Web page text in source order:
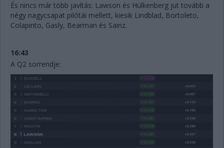
És nincs már több javítás: Lawson és Hülkenberg jut tovább a
négy nagycsapat pilótái mellett, kiesik Lindblad, Bortoleto,
Colapinto, Gasly, Bearman és Sainz.
16:43
A Q2 sorrendje: